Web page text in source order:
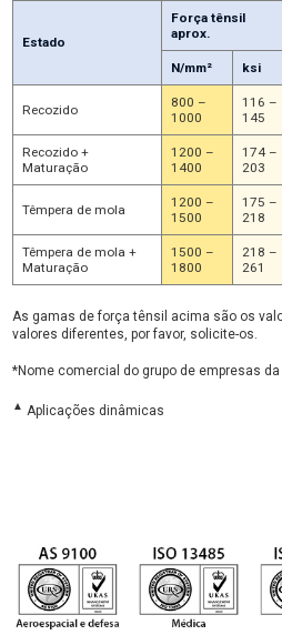
Estado
Força tênsil
aprox.
N/mm² ksi
Recozido
800 –
1000
116 –
145
Recozido +
Maturação
1200 –
1400
174 –
203
Têmpera de mola
1200 –
1500
175 –
218
Têmpera de mola +
Maturação
1500 –
1800
218 –
261
As gamas de força tênsil acima são os
valores diferentes, por favor, solicite-os.
*Nome comercial do grupo de empresas
▲ Aplicações dinâmicas